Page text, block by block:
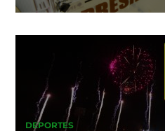
DEPORTES